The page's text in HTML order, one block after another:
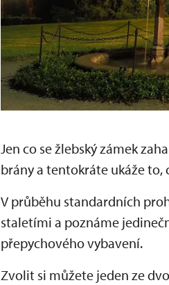
Jen co se žlebský zámek
brány a tentokráte ukáže
V průběhu standardních
staletími a poznáme
přepychového vybavení.
Zvolit si můžete jeden ze